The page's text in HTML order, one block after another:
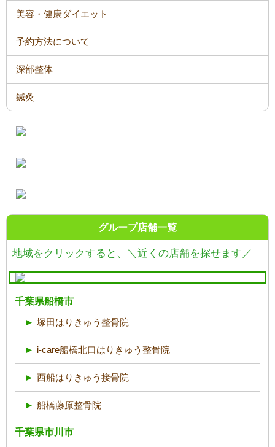
美容・健康ダイエット
予約方法について
深部整体
鍼灸
グループ店舗一覧
地域をクリックすると、 ＼近くの店舗を探せます／
千葉県船橋市
塚田はりきゅう整骨院
i-care船橋北口はりきゅう整骨院
西船はりきゅう接骨院
船橋藤原整骨院
千葉県市川市